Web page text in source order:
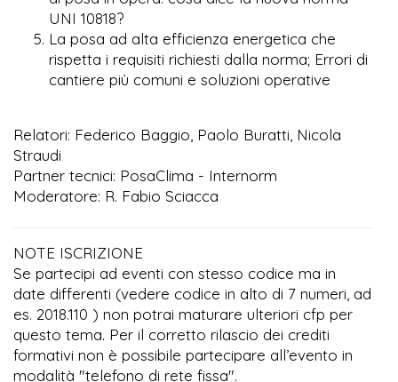
UNI 10818?
La posa ad alta efficienza energetica che
rispetta i requisiti richiesti dalla norma; Errori di
cantiere più comuni e soluzioni operative
Relatori: Federico Baggio, Paolo Buratti, Nicola
Straudi
Partner tecnici: PosaClima - Internorm
Moderatore: R. Fabio Sciacca
NOTE ISCRIZIONE
Se partecipi ad eventi con stesso codice ma in
date differenti (vedere codice in alto di 7 numeri, ad
es. 2018.110 ) non potrai maturare ulteriori cfp per
questo tema. Per il corretto rilascio dei crediti
formativi non è possibile partecipare all’evento in
modalità "telefono di rete fissa".